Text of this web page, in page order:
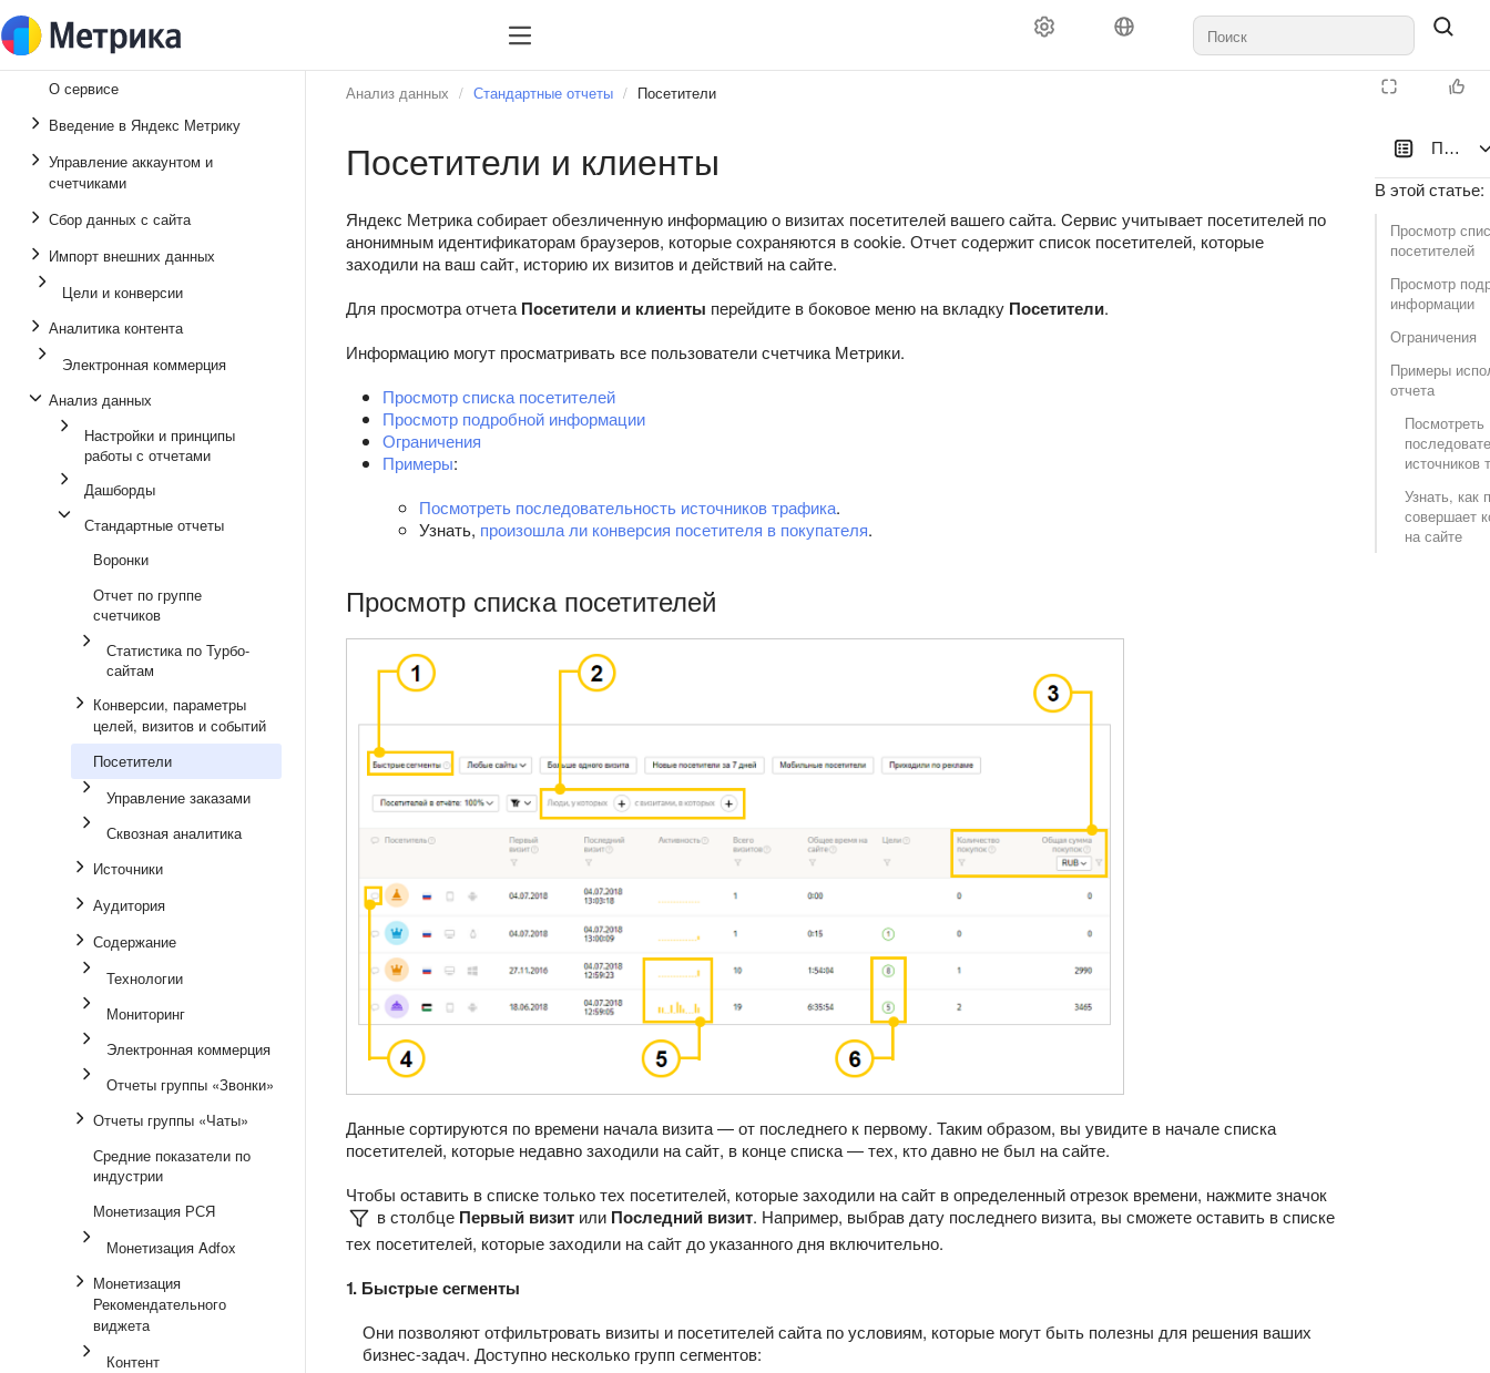
О сервисе
Введение в Яндекс Метрику
Управление аккаунтом и
счетчиками
Сбор данных с сайта
Импорт внешних данных
Цели и конверсии
Аналитика контента
Электронная коммерция
Анализ данных
Настройки и принципы
работы с отчетами
Дашборды
Стандартные отчеты
Воронки
Отчет по группе
счетчиков
Статистика по Турбо-
сайтам
Конверсии, параметры
целей, визитов и событий
Посетители
Управление заказами
Сквозная аналитика
Источники
Аудитория
Содержание
Технологии
Мониторинг
Электронная коммерция
Отчеты группы «Звонки»
Отчеты группы «Чаты»
Средние показатели по
индустрии
Монетизация РСЯ
Монетизация Adfox
Монетизация
Рекомендательного
виджета
Контент
В этой статье:
Просмотр
посетителей
Просмотр
информации
Ограничения
Примеры
отчета
Посмотреть
источников
Узнать, как
совершает
на сайте
Анализ данных Стандартные отчеты Посетители
Посетители и клиенты
Яндекс Метрика собирает обезличенную информацию о визитах посетителей вашего сайта. Cервис учитывает посетителей по
анонимным идентификаторам браузеров, которые сохраняются в cookie. Отчет содержит список посетителей, которые
заходили на ваш сайт, историю их визитов и действий на сайте.
Для просмотра отчета Посетители и клиенты перейдите в боковое меню на вкладку Посетители.
Информацию могут просматривать все пользователи счетчика Метрики.
Просмотр списка посетителей
Просмотр подробной информации
Ограничения
Примеры:
Посмотреть последовательность источников трафика.
Узнать, произошла ли конверсия посетителя в покупателя.
Просмотр списка посетителей
Данные сортируются по времени начала визита — от последнего к первому. Таким образом, вы увидите в начале списка
посетителей, которые недавно заходили на сайт, в конце списка — тех, кто давно не был на сайте.
Чтобы оставить в списке только тех посетителей, которые заходили на сайт в определенный отрезок времени, нажмите значок
в столбце Первый визит или Последний визит. Например, выбрав дату последнего визита, вы сможете оставить в списке
тех посетителей, которые заходили на сайт до указанного дня включительно.
1. Быстрые сегменты
Они позволяют отфильтровать визиты и посетителей сайта по условиям, которые могут быть полезны для решения ваших
бизнес-задач. Доступно несколько групп сегментов: